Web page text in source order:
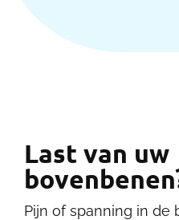
Contact
Last van uw
Pijn of spanning in de